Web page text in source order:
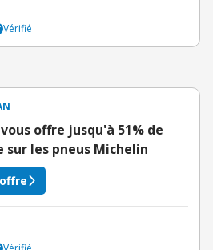
Vérifié
offre jusqu'à 51% de
sur les pneus Michelin